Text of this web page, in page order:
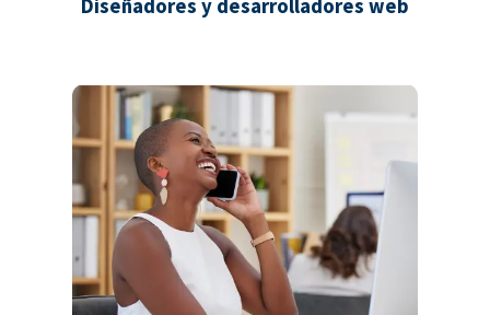
Diseñadores y desarrolladores web